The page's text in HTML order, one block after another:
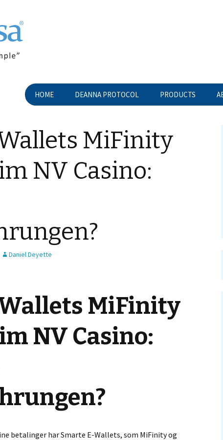
HOME DEANNA PROTOCOL PRODUCTS
MiFinity
NV Casino:
Daniel Deyette
MiFinity
NV Casino:
betalinger har Smarte E-Wallets, som MiFinity og